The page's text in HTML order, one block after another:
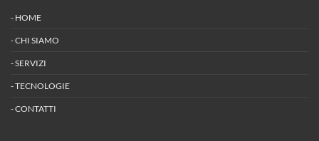
- HOME
-CHI SIAMO
-SERVIZI
-TECNOLOGIE
-CONTATTI